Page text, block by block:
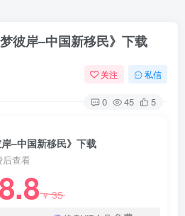
彼岸–中国新移民》下载
关注 私信
0 45 5
–中国新移民》下载
后查看
8.8￥35